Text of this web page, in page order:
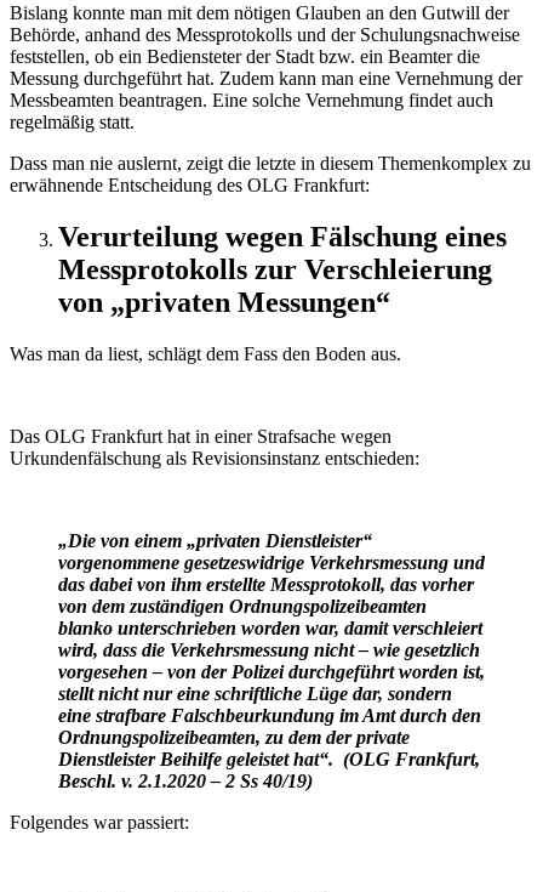
Bislang konnte man mit dem nötigen Glauben an den Gutwill der
Behörde, anhand des Messprotokolls und der Schulungsnachweise
feststellen, ob ein Bediensteter der Stadt bzw. ein Beamter die
Messung durchgeführt hat. Zudem kann man eine Vernehmung der
Messbeamten beantragen. Eine solche Vernehmung findet auch
regelmäßig statt.
Dass man nie auslernt, zeigt die letzte in diesem Themenkomplex zu
erwähnende Entscheidung des OLG Frankfurt:
Verurteilung wegen Fälschung eines
Messprotokolls zur Verschleierung
von „privaten Messungen“
Was man da liest, schlägt dem Fass den Boden aus.
Das OLG Frankfurt hat in einer Strafsache wegen
Urkundenfälschung als Revisionsinstanz entschieden:
„Die von einem „privaten Dienstleister“
vorgenommene gesetzeswidrige Verkehrsmessung und
das dabei von ihm erstellte Messprotokoll, das vorher
von dem zuständigen Ordnungspolizeibeamten
blanko unterschrieben worden war, damit verschleiert
wird, dass die Verkehrsmessung nicht – wie gesetzlich
vorgesehen – von der Polizei durchgeführt worden ist,
stellt nicht nur eine schriftliche Lüge dar, sondern
eine strafbare Falschbeurkundung im Amt durch den
Ordnungspolizeibeamten, zu dem der private
Dienstleister Beihilfe geleistet hat“. (OLG Frankfurt,
Beschl. v. 2.1.2020 – 2 Ss 40/19)
Folgendes war passiert: